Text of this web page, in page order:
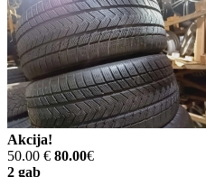
Akcija!
50.00 € 80.00€
2 gab